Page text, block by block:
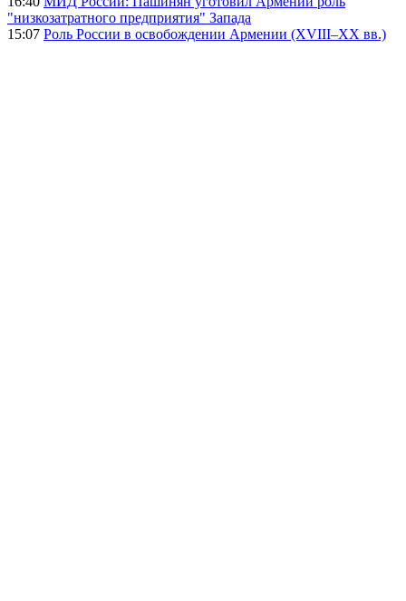
"низкозатратного предприятия" Запада
15:07 Роль России в освобождении Армении (XVIII–XX вв.)